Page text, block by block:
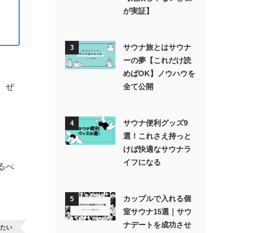
ぜ
べ
い
が実証】
3
サウナ旅とはサウナ
ーの夢【これだけ読
めばOK】ノウハウを
全て公開
4
サウナ便利グッズ9
選！これさえ持っと
けば快適なサウナラ
イフになる
5
カップルで入れる個
室サウナ15選｜サウ
ナデートを成功させ